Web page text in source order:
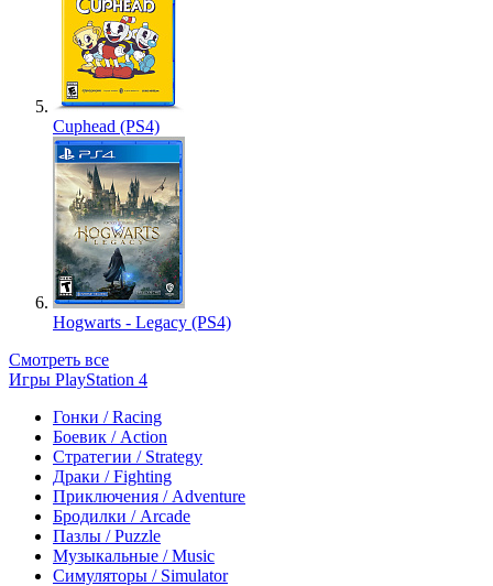
Cuphead (PS4)
Hogwarts - Legacy (PS4)
Смотреть все
Игры PlayStation 4
Гонки / Racing
Боевик / Action
Стратегии / Strategy
Драки / Fighting
Приключения / Adventure
Бродилки / Arcade
Пазлы / Puzzle
Музыкальные / Music
Симуляторы / Simulator